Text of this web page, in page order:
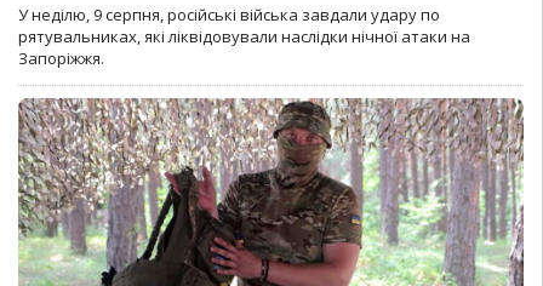
У неділю, 9 серпня, російські війська завдали удару по
рятувальниках, які ліквідовували наслідки нічної атаки на
Запоріжжя.